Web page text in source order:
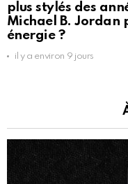
plus stylés des
Michael B. Jordan
énergie ?
il y a environ 9 jours